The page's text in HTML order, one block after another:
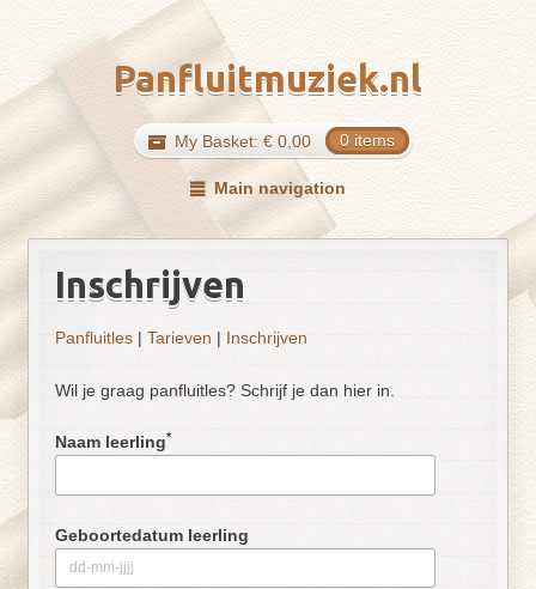
Panfluitmuziek.nl
My Basket: € 0,00 0 items
Main navigation
Inschrijven
Panfluitles |Tarieven | Inschrijven
Wil je graag panfluitles? Schrijf je dan hier in.
Naam leerling*
Geboortedatum leerling